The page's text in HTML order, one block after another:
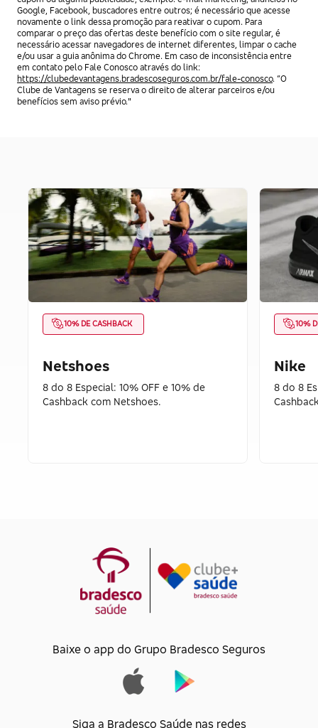
Google, Facebook, buscadores entre outros; é necessário que acesse
novamente o link dessa promoção para reativar o cupom. Para
comparar o preço das ofertas deste benefício com o site regular, é
necessário acessar navegadores de internet diferentes, limpar o cache
e/ou usar a guia anônima do Chrome. Em caso de inconsistência entre
em contato pelo Fale Conosco através do link:
https://clubedevantagens.bradescoseguros.com.br/fale-conosco. “O
Clube de Vantagens se reserva o direito de alterar parceiros e/ou
benefícios sem aviso prévio."
10% DE CASHBACK
Netshoes
8 do 8 Especial: 10% OFF e 10% de
Cashback com Netshoes.
10%
Nike
8 do 8
Baixe o app do Grupo Bradesco Seguros
Siga a Bradesco Saúde nas redes